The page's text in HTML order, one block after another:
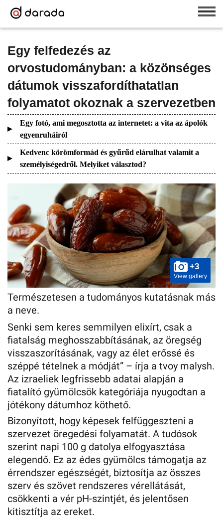
Egy felfedezés az
orvostudományban: a közönséges
dátumok visszafordíthatatlan
folyamatot okoznak a szervezetben
Egy fotó, ami megosztotta az internetet: a vita az ápolók
egyenruháiról
Kedvenc körömformád és gyűrűd elárulhat valamit a
személyiségedről. Melyiket választod?
+3
View gallery
Természetesen a tudományos kutatásnak más
a neve.
Senki sem keres semmilyen elixírt, csak a
fiatalság meghosszabbításának, az öregség
visszaszorításának, vagy az élet erőssé és
széppé tételnek a módját” – írja a tvoy malysh.
Az izraeliek legfrissebb adatai alapján a
fiatalító gyümölcsök kategóriája nyugodtan a
jótékony dátumhoz köthető.
Bizonyított, hogy képesek felfüggeszteni a
szervezet öregedési folyamatát. A tudósok
szerint napi 100 g datolya elfogyasztása
elegendő. Ez az édes gyümölcs támogatja az
érrendszer egészségét, biztosítja az összes
szerv és szövet rendszeres vérellátását,
csökkenti a vér pH-szintjét, és jelentősen
kitisztítja az ereket.